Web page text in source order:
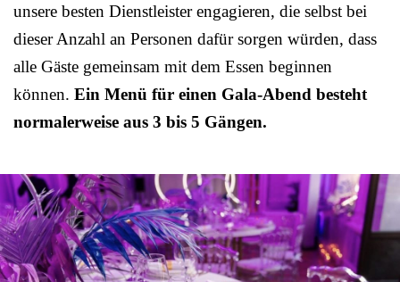
unsere besten Dienstleister engagieren, die selbst bei
dieser Anzahl an Personen dafür sorgen würden, dass
alle Gäste gemeinsam mit dem Essen beginnen
können. Ein Menü für einen Gala-Abend besteht
normalerweise aus 3 bis 5 Gängen.